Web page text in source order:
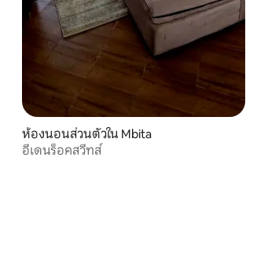
ห้องนอนส่วนตัวใน Mbita
อีเดนร็อคสวีทส์